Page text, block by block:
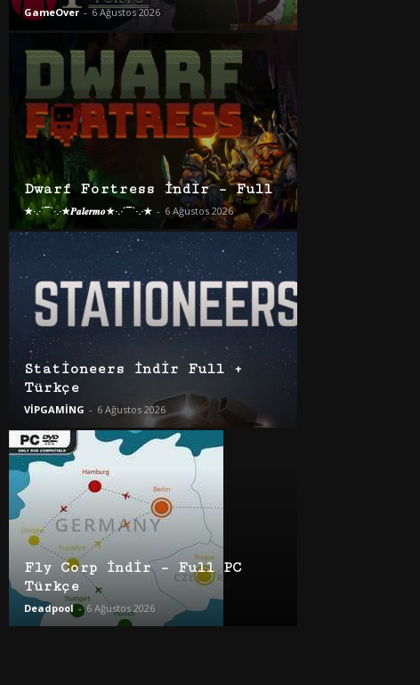
GameOver - 6 Ağustos 2026
Dwarf Fortress İndir – Full
★·.·´¯`·.·★𝑷𝒂𝒍𝒆𝒓𝒎𝒐★·.·´¯`·.·★ - 6 Ağustos 2026
Stationeers İndir Full +
Türkçe
VİPGAMİNG - 6 Ağustos 2026
Fly Corp İndir – Full PC
Türkçe
Deadpool - 6 Ağustos 2026